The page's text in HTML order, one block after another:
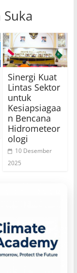
Sinergi Kuat
Lintas Sektor
untuk
Kesiapsiagaa
n Bencana
Hidrometeor
ologi
10 Desember
2025